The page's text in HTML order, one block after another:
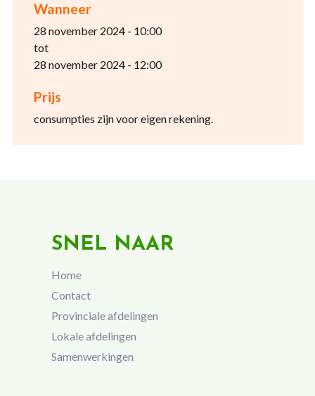
Wanneer
28 november 2024 - 10:00
tot
28 november 2024 - 12:00
Prijs
consumpties zijn voor eigen rekening.
SNEL NAAR
Home
Contact
Provinciale afdelingen
Lokale afdelingen
Samenwerkingen